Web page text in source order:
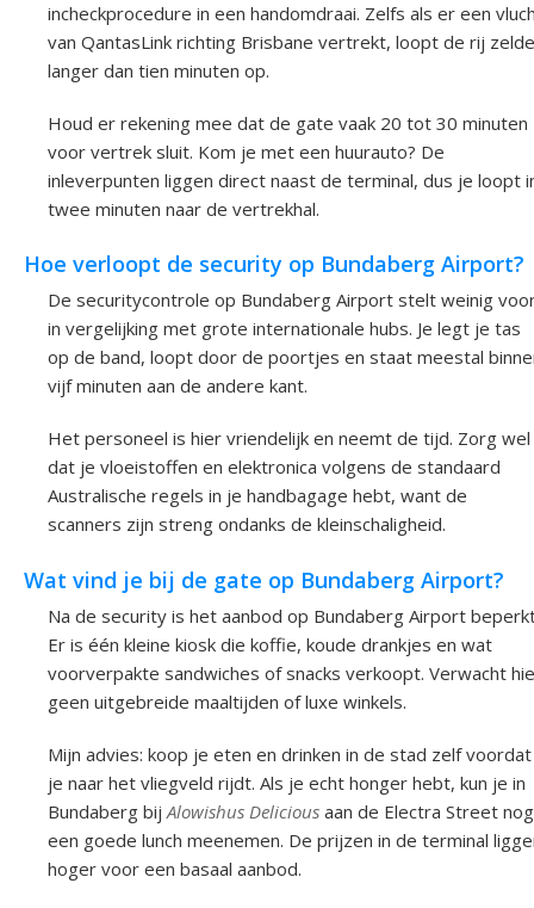
incheckprocedure in een handomdraai. Zelfs als er een
van QantasLink richting Brisbane vertrekt, loopt de rij
langer dan tien minuten op.
Houd er rekening mee dat de gate vaak 20 tot 30 minuten
voor vertrek sluit. Kom je met een huurauto? De
inleverpunten liggen direct naast de terminal, dus je loopt
twee minuten naar de vertrekhal.
Hoe verloopt de security op Bundaberg Airport?
De securitycontrole op Bundaberg Airport stelt weinig
in vergelijking met grote internationale hubs. Je legt je tas
op de band, loopt door de poortjes en staat meestal
vijf minuten aan de andere kant.
Het personeel is hier vriendelijk en neemt de tijd. Zorg wel
dat je vloeistoffen en elektronica volgens de standaard
Australische regels in je handbagage hebt, want de
scanners zijn streng ondanks de kleinschaligheid.
Wat vind je bij de gate op Bundaberg Airport?
Na de security is het aanbod op Bundaberg Airport
Er is één kleine kiosk die koffie, koude drankjes en wat
voorverpakte sandwiches of snacks verkoopt. Verwacht
geen uitgebreide maaltijden of luxe winkels.
Mijn advies: koop je eten en drinken in de stad zelf voordat
je naar het vliegveld rijdt. Als je echt honger hebt, kun je in
Bundaberg bijAlowishus Delicious aan de Electra Street nog
een goede lunch meenemen. De prijzen in de terminal
hoger voor een basaal aanbod.